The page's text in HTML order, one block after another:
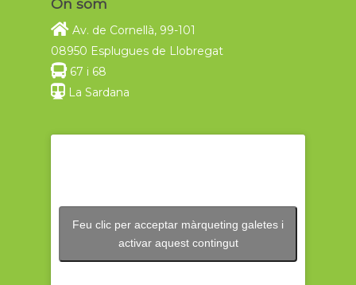
On som
Av. de Cornellà, 99-101
08950 Esplugues de Llobregat
67 i 68
La Sardana
Feu clic per acceptar màrqueting galetes i
activar aquest contingut